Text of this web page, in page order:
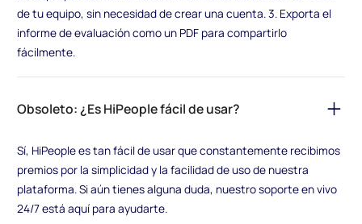
de tu equipo, sin necesidad de crear una cuenta. 3. Exporta el
informe de evaluación como un PDF para compartirlo
fácilmente.
Obsoleto: ¿Es HiPeople fácil de usar?
Sí, HiPeople es tan fácil de usar que constantemente recibimos
premios por la simplicidad y la facilidad de uso de nuestra
plataforma. Si aún tienes alguna duda, nuestro soporte en vivo
24/7 está aquí para ayudarte.